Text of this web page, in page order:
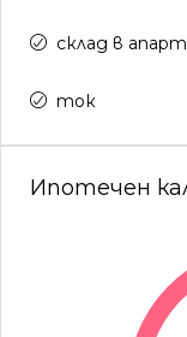
склад в
ток
Ипотечен